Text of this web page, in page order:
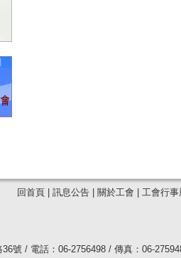
回首頁 |訊息公告 關於工會 |工會行事
號 / 電話：06-2756498 / 傳真：06-